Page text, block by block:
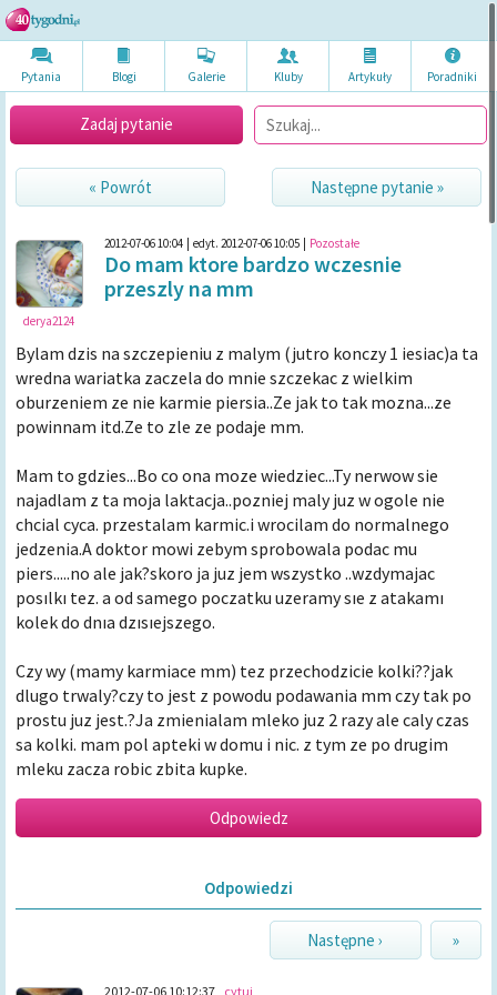
Pytania Blogi Galerie Kluby Artykuły Poradniki
Zadaj pytanie
« Powrót Następne pytanie »
derya2124
2012-07-06 10:04 edyt. 2012-07-06 10:05 Pozostałe
Do mam ktore bardzo wczesnie
przeszly na mm
Bylam dzis na szczepieniu z malym (jutro konczy 1 iesiac)a ta
wredna wariatka zaczela do mnie szczekac z wielkim
oburzeniem ze nie karmie piersia..Ze jak to tak mozna...ze
powinnam itd.Ze to zle ze podaje mm.
Mam to gdzies...Bo co ona moze wiedziec...Ty nerwow sie
najadlam z ta moja laktacja..pozniej maly juz w ogole nie
chcial cyca. przestalam karmic.i wrocilam do normalnego
jedzenia.A doktor mowi zebym sprobowala podac mu
piers.....no ale jak?skoro ja juz jem wszystko ..wzdymajac
posılkı tez. a od samego poczatku uzeramy sıe z atakamı
kolek do dnıa dzısıejszego.
Czy wy (mamy karmiace mm) tez przechodzicie kolki??jak
dlugo trwaly?czy to jest z powodu podawania mm czy tak po
prostu juz jest.?Ja zmienialam mleko juz 2 razy ale caly czas
sa kolki. mam pol apteki w domu i nic. z tym ze po drugim
mleku zacza robic zbita kupke.
Odpowiedzi
Następne › »
2012-07-06 10:12:37 cytuj